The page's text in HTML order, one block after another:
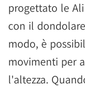
progettato le
con il
modo, è
movimenti per
l'altezza.